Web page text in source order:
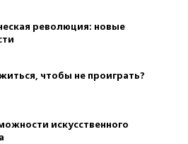
революция: новые
чтобы не проиграть?
искусственного